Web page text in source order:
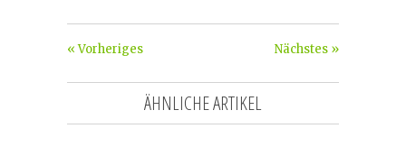
Nächstes »
« Vorheriges
ÄHNLICHE ARTIKEL